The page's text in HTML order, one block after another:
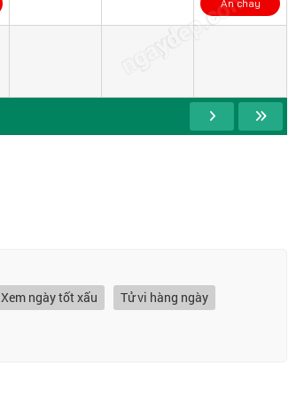
Ăn chay
ngaydep.com
Xem ngày tốt xấu
Tử vi hàng ngày